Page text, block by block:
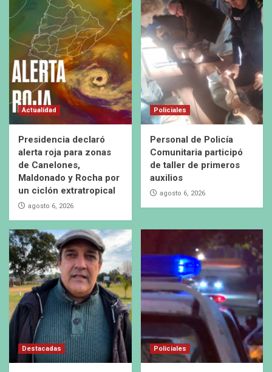
Actualidad
Presidencia declaró
alerta roja para zonas
de Canelones,
Maldonado y Rocha por
un ciclón extratropical
agosto 6, 2026
Policiales
Personal de Policía
Comunitaria participó
de taller de primeros
auxilios
agosto 6, 2026
Destacadas Policiales